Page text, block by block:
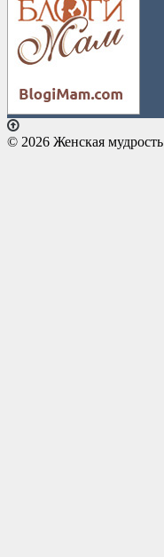
© 2026 Женская мудрость